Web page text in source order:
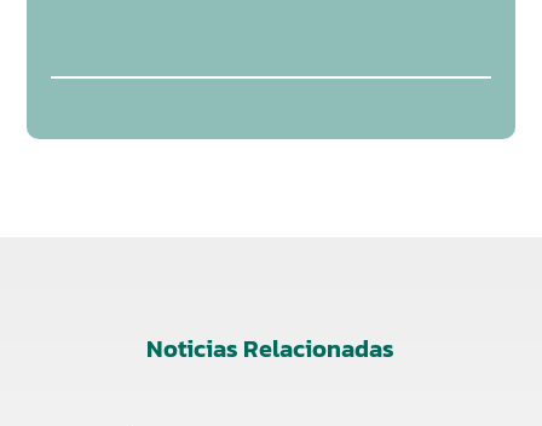
Noticias Relacionadas